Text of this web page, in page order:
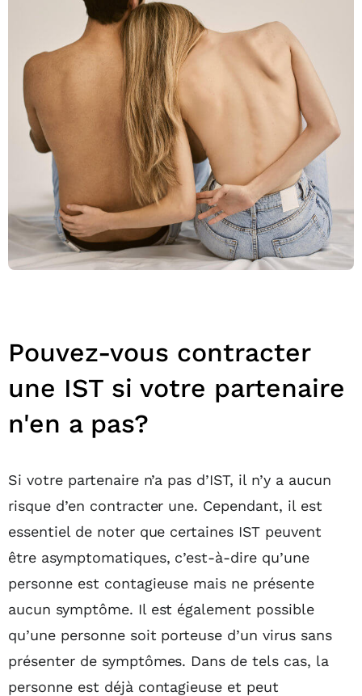
Pouvez-vous contracter
une IST si votre partenaire
n'en a pas?
Si votre partenaire n’a pas d’IST, il n’y a aucun
risque d’en contracter une. Cependant, il est
essentiel de noter que certaines IST peuvent
être asymptomatiques, c’est-à-dire qu’une
personne est contagieuse mais ne présente
aucun symptôme. Il est également possible
qu’une personne soit porteuse d’un virus sans
présenter de symptômes. Dans de tels cas, la
personne est déjà contagieuse et peut